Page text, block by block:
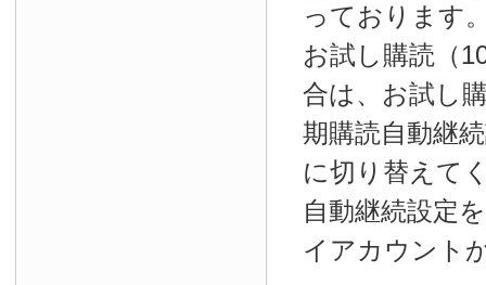
っております
お試し購読（
合は、お試し
期購読自動継
に切り替えて
自動継続設定
イアカウント